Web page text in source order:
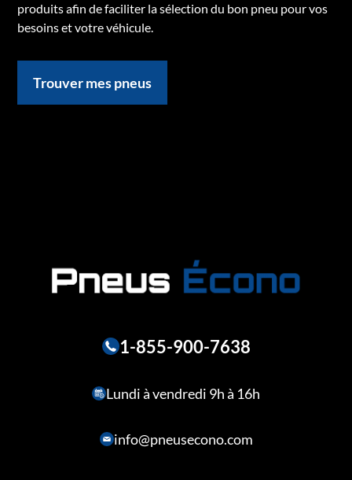
produits afin de faciliter la sélection du bon pneu pour vos
besoins et votre véhicule.
Trouver mes pneus
1-855-900-7638
Lundi à vendredi 9h à 16h
info@pneusecono.com